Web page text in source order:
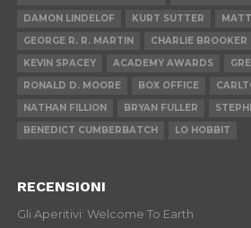
DAMON LINDELOF
KURT SUTTER
GEORGE R. R. MARTIN
CHARLIE BROOKER
KEVIN SPACEY
ACADEMY AWARDS
RONALD D. MOORE
BOX OFFICE
NATHAN FILLION
BRYAN FULLER
BENEDICT CUMBERBATCH
LO HOBBIT
RECENSIONI
Gli Aperitivi: Welcome To Earth